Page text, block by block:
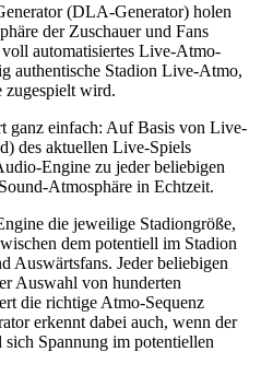
(DLA-Generator) holen
der Zuschauer und Fans
automatisiertes Live-Atmo-
authentische Stadion Live-Atmo,
zugespielt wird.
ganz einfach: Auf Basis von Live-
des aktuellen Live-Spiels
Engine zu jeder beliebigen
Atmosphäre in Echtzeit.
die jeweilige Stadiongröße,
dem potentiell im Stadion
Auswärtsfans. Jeder beliebigen
Auswahl von hunderten
die richtige Atmo-Sequenz
erkennt dabei auch, wenn der
Spannung im potentiellen